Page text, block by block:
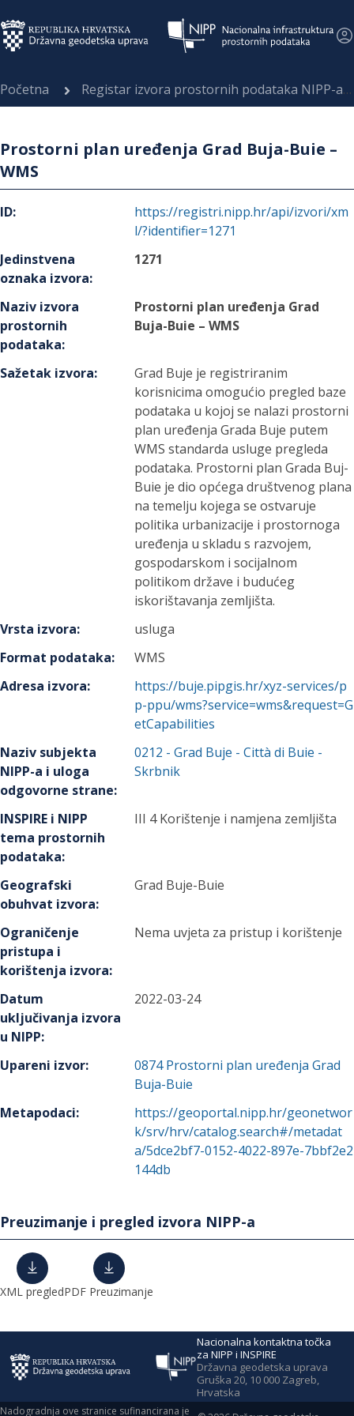
Početna Registar izvora prostornih podataka NIPP-a
Prostorni plan uređenja Grad Buja-Buie –
WMS
ID:
https://registri.nipp.hr/api/izvori/xm
l/?identifier=1271
Jedinstvena
oznaka izvora:
1271
Naziv izvora
prostornih
podataka:
Prostorni plan uređenja Grad
Buja-Buie – WMS
Sažetak izvora:
Grad Buje je registriranim
korisnicima omogućio pregled baze
podataka u kojoj se nalazi prostorni
plan uređenja Grada Buje putem
WMS standarda usluge pregleda
podataka. Prostorni plan Grada Buj-
Buie je dio općega društvenog plana
na temelju kojega se ostvaruje
politika urbanizacije i prostornoga
uređenja u skladu s razvojem,
gospodarskom i socijalnom
politikom države i budućeg
iskorištavanja zemljišta.
Vrsta izvora:
usluga
Format podataka:
WMS
Adresa izvora:
https://buje.pipgis.hr/xyz-services/p
p-ppu/wms?service=wms&request=G
etCapabilities
Naziv subjekta
NIPP-a i uloga
odgovorne strane:
0212 -Grad Buje - Città di Buie -
Skrbnik
INSPIRE i NIPP
tema prostornih
podataka:
III 4 Korištenje i namjena zemljišta
Geografski
obuhvat izvora:
Grad Buje-Buie
Ograničenje
pristupa i
korištenja izvora:
Nema uvjeta za pristup i korištenje
Datum
uključivanja izvora
u NIPP:
2022-03-24
Upareni izvor: 0874 Prostorni plan uređenja Grad
Buja-Buie
Metapodaci:
https://geoportal.nipp.hr/geonetwor
k/srv/hrv/catalog.search#/metadat
a/5dce2bf7-0152-4022-897e-7bbf2e2
144db
Preuzimanje i pregled izvora NIPP-a
XML pregledPDF Preuzimanje
Nacionalna kontaktna točka
za NIPP i INSPIRE
Državna geodetska uprava
Gruška 20, 10 000 Zagreb,
Hrvatska
Nadogradnja ove stranice sufinancirana je